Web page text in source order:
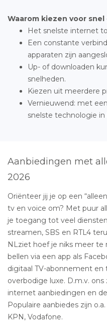
Waarom kiezen voor
Het snelste internet
Een constante
apparaten zijn
Up- of downloaden
snelheden.
Kiezen uit meerdere
Vernieuwend: met
snelste technologie in
Aanbiedingen met
2026
Oriënteer jij je op een
tv en voice om? Met puur
je toegang tot veel
streamen, SBS en RTL4
NLziet hoef je niks meer te
bellen via een app als
digitaal TV-abonnement en
overbodige luxe. D.m.v.
internet aanbiedingen en
Populaire aanbiedes zijn
KPN, Vodafone.